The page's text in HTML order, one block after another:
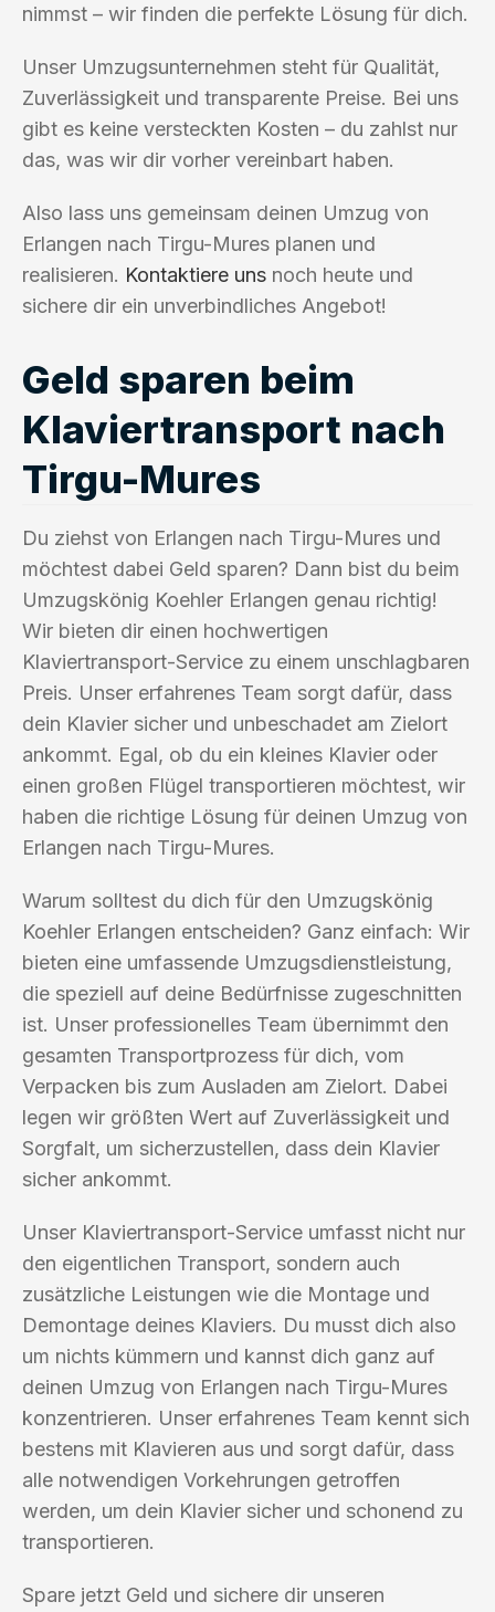
nimmst – wir finden die perfekte Lösung für dich.
Unser Umzugsunternehmen steht für Qualität,
Zuverlässigkeit und transparente Preise. Bei uns
gibt es keine versteckten Kosten – du zahlst nur
das, was wir dir vorher vereinbart haben.
Also lass uns gemeinsam deinen Umzug von
Erlangen nach Tirgu-Mures planen und
realisieren. Kontaktiere uns noch heute und
sichere dir ein unverbindliches Angebot!
Geld sparen beim
Klaviertransport nach
Tirgu-Mures
Du ziehst von Erlangen nach Tirgu-Mures und
möchtest dabei Geld sparen? Dann bist du beim
Umzugskönig Koehler Erlangen genau richtig!
Wir bieten dir einen hochwertigen
Klaviertransport-Service zu einem unschlagbaren
Preis. Unser erfahrenes Team sorgt dafür, dass
dein Klavier sicher und unbeschadet am Zielort
ankommt. Egal, ob du ein kleines Klavier oder
einen großen Flügel transportieren möchtest, wir
haben die richtige Lösung für deinen Umzug von
Erlangen nach Tirgu-Mures.
Warum solltest du dich für den Umzugskönig
Koehler Erlangen entscheiden? Ganz einfach: Wir
bieten eine umfassende Umzugsdienstleistung,
die speziell auf deine Bedürfnisse zugeschnitten
ist. Unser professionelles Team übernimmt den
gesamten Transportprozess für dich, vom
Verpacken bis zum Ausladen am Zielort. Dabei
legen wir größten Wert auf Zuverlässigkeit und
Sorgfalt, um sicherzustellen, dass dein Klavier
sicher ankommt.
Unser Klaviertransport-Service umfasst nicht nur
den eigentlichen Transport, sondern auch
zusätzliche Leistungen wie die Montage und
Demontage deines Klaviers. Du musst dich also
um nichts kümmern und kannst dich ganz auf
deinen Umzug von Erlangen nach Tirgu-Mures
konzentrieren. Unser erfahrenes Team kennt sich
bestens mit Klavieren aus und sorgt dafür, dass
alle notwendigen Vorkehrungen getroffen
werden, um dein Klavier sicher und schonend zu
transportieren.
Spare jetzt Geld und sichere dir unseren